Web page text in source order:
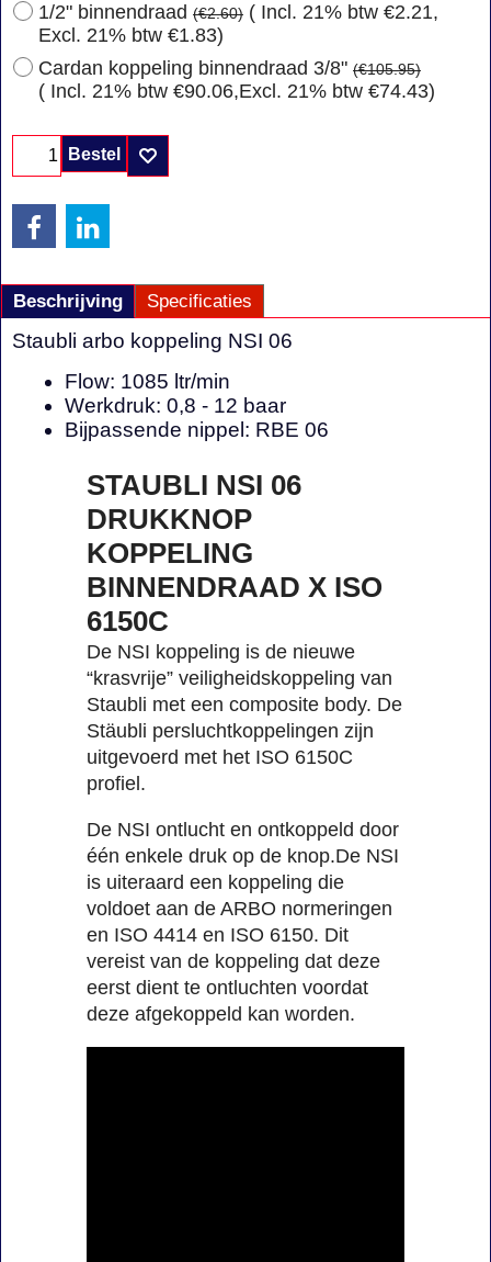
1/2" binnendraad (€2.60) ( Incl. 21% btw €2.21,
Excl. 21% btw €1.83)
Cardan koppeling binnendraad 3/8" (€105.95)
( Incl. 21% btw €90.06,Excl. 21% btw €74.43)
Bestel
Beschrijving Specificaties
Staubli arbo koppeling NSI 06
Flow: 1085 ltr/min
Werkdruk: 0,8 - 12 baar
Bijpassende nippel: RBE 06
STAUBLI NSI 06
DRUKKNOP
KOPPELING
BINNENDRAAD X ISO
6150C
De NSI koppeling is de nieuwe
“krasvrije” veiligheidskoppeling van
Staubli met een composite body. De
Stäubli persluchtkoppelingen zijn
uitgevoerd met het ISO 6150C
profiel.
De NSI ontlucht en ontkoppeld door
één enkele druk op de knop.De NSI
is uiteraard een koppeling die
voldoet aan de ARBO normeringen
en ISO 4414 en ISO 6150. Dit
vereist van de koppeling dat deze
eerst dient te ontluchten voordat
deze afgekoppeld kan worden.